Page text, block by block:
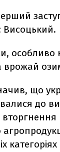
Висоцький.
особливо
врожай
що
до